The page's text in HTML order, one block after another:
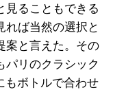
見ることもできる
れば当然の選択と
案と言えた。その
パリのクラシック
もボトルで合わせ